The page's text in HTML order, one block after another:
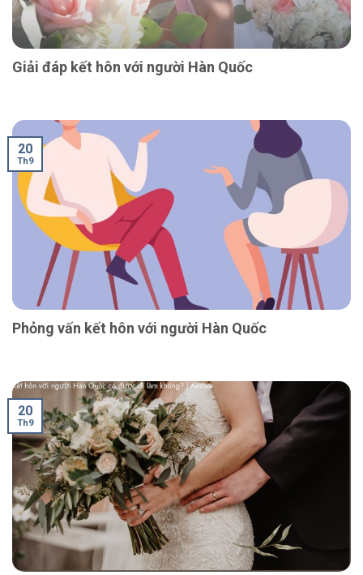
Giải đáp kết hôn với người Hàn Quốc
Phỏng vấn kết hôn với người Hàn Quốc
20
Th9
20
Th9